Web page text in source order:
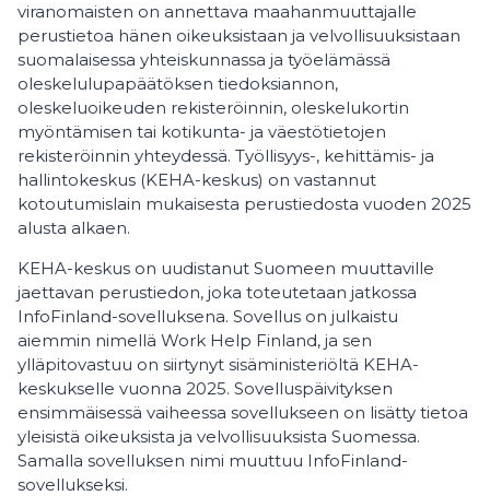
viranomaisten on annettava maahanmuuttajalle
perustietoa hänen oikeuksistaan ja velvollisuuksistaan
suomalaisessa yhteiskunnassa ja työelämässä
oleskelulupapäätöksen tiedoksiannon,
oleskeluoikeuden rekisteröinnin, oleskelukortin
myöntämisen tai kotikunta- ja väestötietojen
rekisteröinnin yhteydessä. Työllisyys-, kehittämis- ja
hallintokeskus (KEHA-keskus) on vastannut
kotoutumislain mukaisesta perustiedosta vuoden 2025
alusta alkaen.
KEHA-keskus on uudistanut Suomeen muuttaville
jaettavan perustiedon, joka toteutetaan jatkossa
InfoFinland-sovelluksena. Sovellus on julkaistu
aiemmin nimellä Work Help Finland, ja sen
ylläpitovastuu on siirtynyt sisäministeriöltä KEHA-
keskukselle vuonna 2025. Sovelluspäivityksen
ensimmäisessä vaiheessa sovellukseen on lisätty tietoa
yleisistä oikeuksista ja velvollisuuksista Suomessa.
Samalla sovelluksen nimi muuttuu InfoFinland-
sovellukseksi.